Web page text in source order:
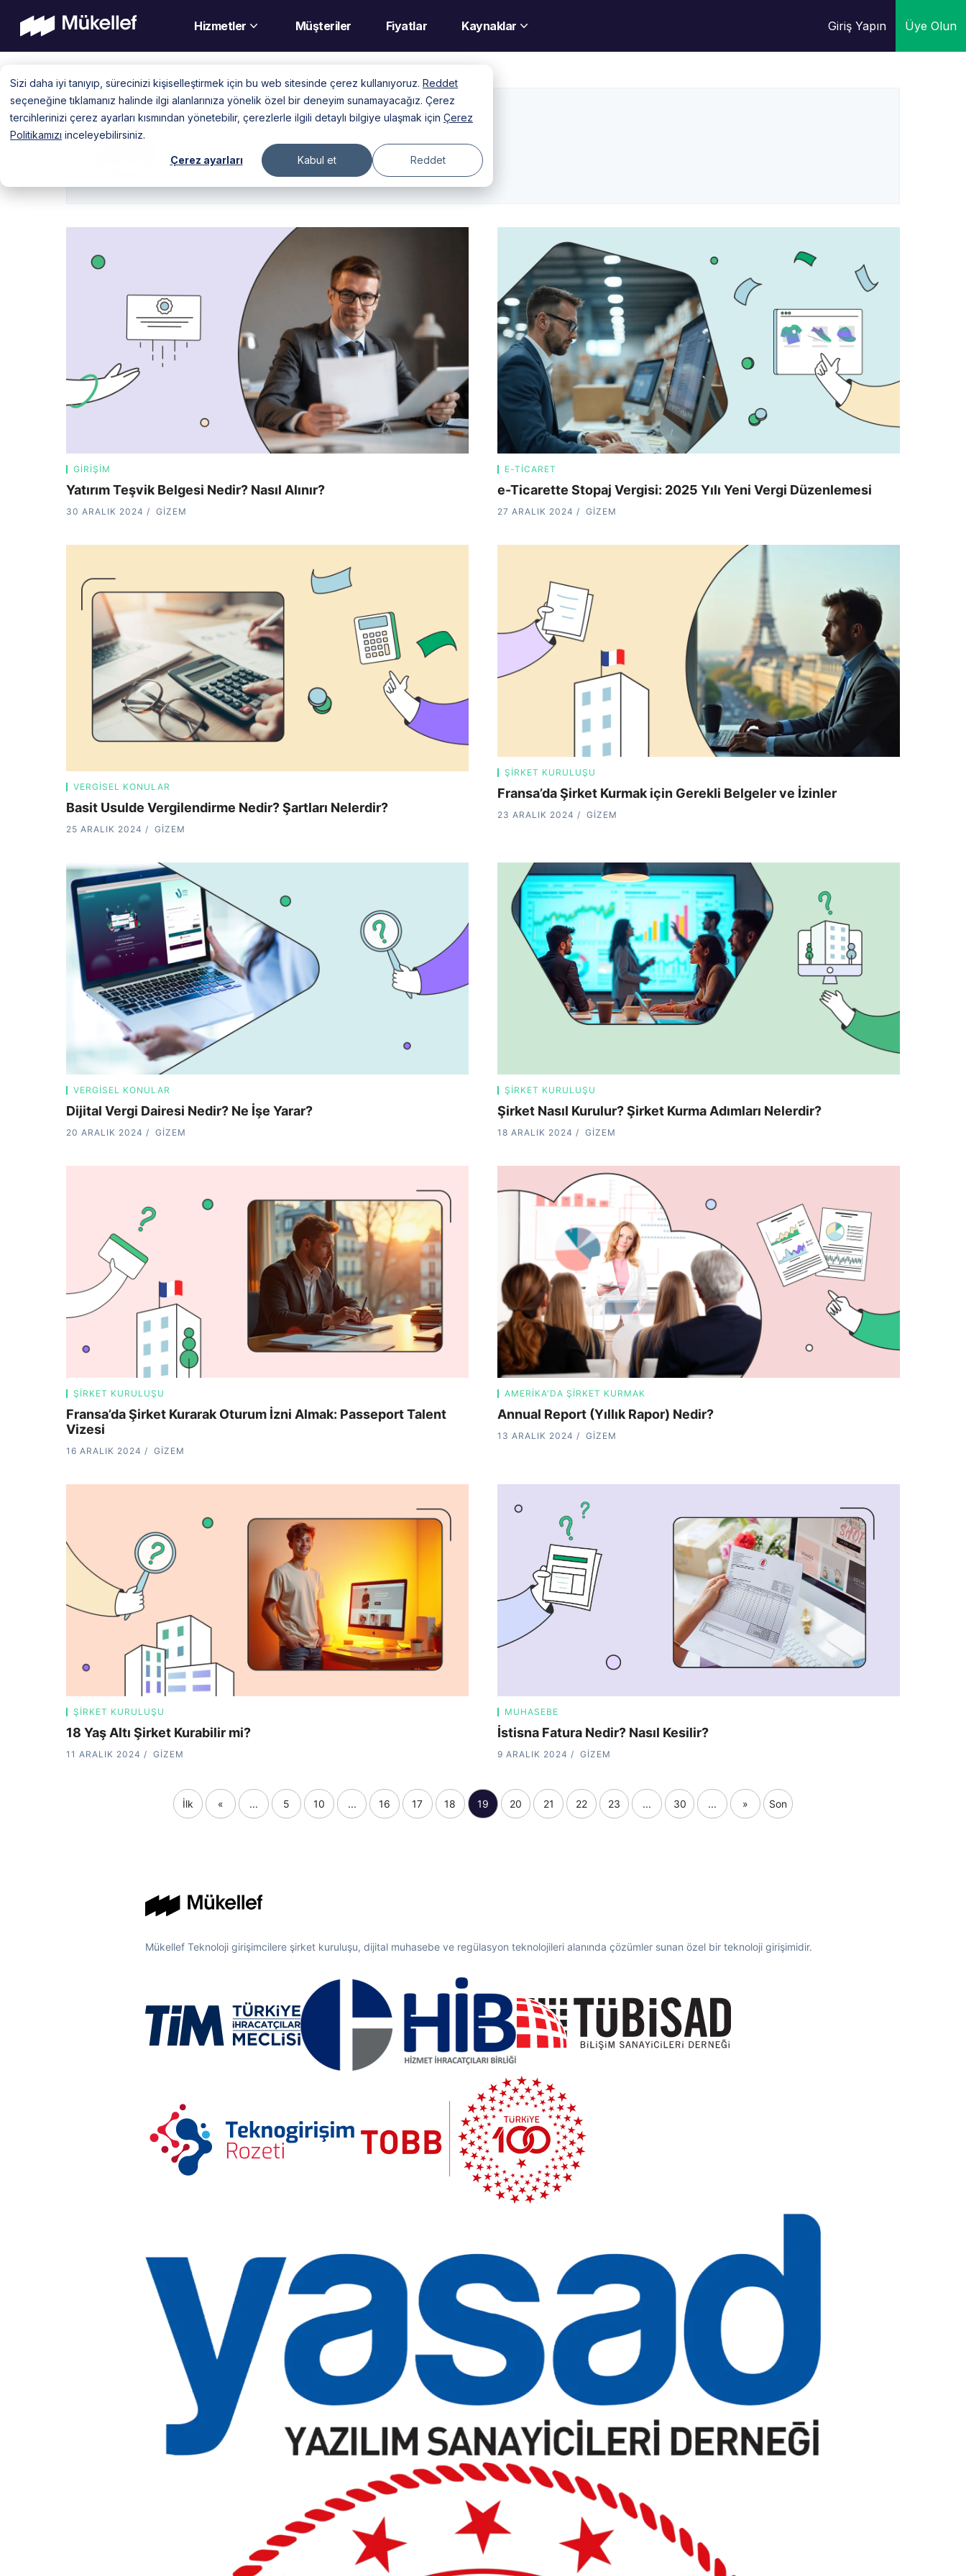
Sizi daha iyi tanıyıp, sürecinizi kişiselleştirmek için bu web sitesinde çerez kullanıyoruz. Reddet
seçeneğine tıklamanız halinde ilgi alanlarınıza yönelik özel bir deneyim sunamayacağız. Çerez
tercihlerinizi çerez ayarları kısmından yönetebilir, çerezlerle ilgili detaylı bilgiye ulaşmak için Çerez
Politikamızı inceleyebilirsiniz.
Çerez ayarları Kabul et Reddet
content
Hizmetler Müşteriler Fiyatlar Kaynaklar Giriş Yapın Üye Olun
GIRIŞIM
Yatırım Teşvik Belgesi Nedir? Nasıl Alınır?
30 ARALIK 2024 GIZEM
E-TICARET
e-Ticarette Stopaj Vergisi: 2025 Yılı Yeni Vergi Düzenlemesi
27 ARALIK 2024 GIZEM
VERGISEL KONULAR
Basit Usulde Vergilendirme Nedir? Şartları Nelerdir?
25 ARALIK 2024 GIZEM
ŞIRKET KURULUŞU
Fransa’da Şirket Kurmak için Gerekli Belgeler ve İzinler
23 ARALIK 2024 GIZEM
VERGISEL KONULAR
Dijital Vergi Dairesi Nedir? Ne İşe Yarar?
20 ARALIK 2024 GIZEM
ŞIRKET KURULUŞU
Şirket Nasıl Kurulur? Şirket Kurma Adımları Nelerdir?
18 ARALIK 2024 GIZEM
ŞIRKET KURULUŞU
Fransa’da Şirket Kurarak Oturum İzni Almak: Passeport Talent
Vizesi
16 ARALIK 2024 GIZEM
AMERIKA'DA ŞIRKET KURMAK
Annual Report (Yıllık Rapor) Nedir?
13 ARALIK 2024 GIZEM
ŞIRKET KURULUŞU
18 Yaş Altı Şirket Kurabilir mi?
11 ARALIK 2024 GIZEM
MUHASEBE
İstisna Fatura Nedir? Nasıl Kesilir?
9 ARALIK 2024 GIZEM
İlk « ... 5 10 ... 16 17 18 19 20 21 22 23 ... 30 ... » Son
Mükellef Teknoloji girişimcilere şirket kuruluşu, dijital muhasebe ve regülasyon teknolojileri alanında çözümler sunan özel bir teknoloji girişimidir.